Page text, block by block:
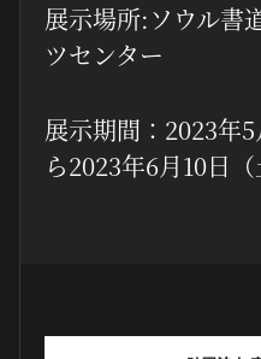
展示場所:ソウル書
ツセンター
展示期間：2023年
ら2023年6月10日（